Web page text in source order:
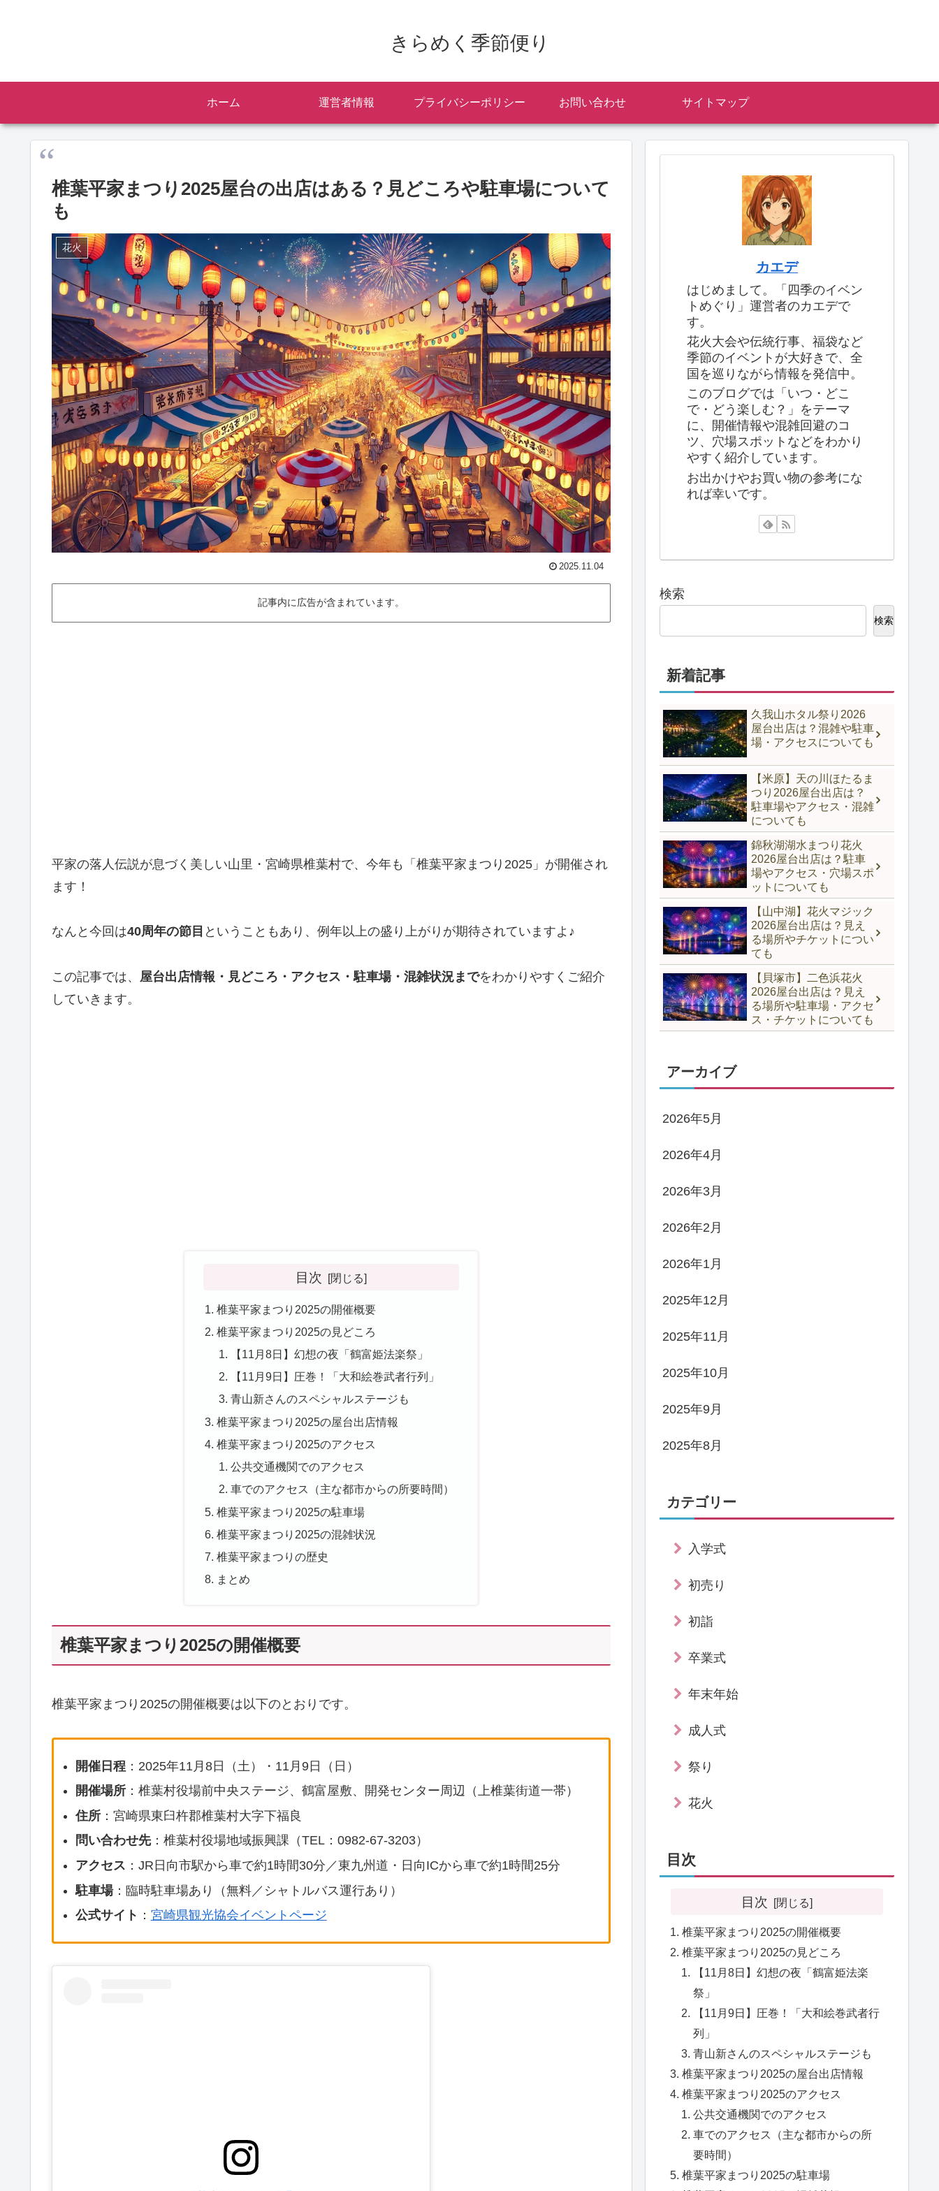
きらめく季節便り
ホーム 運営者情報 プライバシーポリシー お問い合わせ サイトマップ
椎葉平家まつり2025屋台の出店はある？見どころや駐車場について
も
花火
2025.11.04
記事内に広告が含まれています。
平家の落人伝説が息づく美しい山里・宮崎県椎葉村で、今年も「椎葉平家まつり2025」が開催され
ます！
なんと今回は40周年の節目 ということもあり、例年以上の盛り上がりが期待されていますよ♪
この記事では、 屋台出店情報・見どころ・アクセス・駐車場・混雑状況までをわかりやすくご紹介
していきます。
目次
椎葉平家まつり2025の開催概要
椎葉平家まつり2025の見どころ
【11月8日】幻想の夜「鶴富姫法楽祭」
【11月9日】圧巻！「大和絵巻武者行列」
青山新さんのスペシャルステージも
椎葉平家まつり2025の屋台出店情報
椎葉平家まつり2025のアクセス
公共交通機関でのアクセス
車でのアクセス（主な都市からの所要時間）
椎葉平家まつり2025の駐車場
椎葉平家まつり2025の混雑状況
椎葉平家まつりの歴史
まとめ
椎葉平家まつり2025の開催概要
椎葉平家まつり2025の開催概要は以下のとおりです。
開催日程：2025年11月8日（土）・11月9日（日）
開催場所：椎葉村役場前中央ステージ、鶴富屋敷、開発センター周辺（上椎葉街道一帯）
住所：宮崎県東臼杵郡椎葉村大字下福良
問い合わせ先：椎葉村役場地域振興課（TEL：0982-67-3203）
アクセス ：JR日向市駅から車で約1時間30分／東九州道・日向ICから車で約1時間25分
駐車場：臨時駐車場あり（無料／シャトルバス運行あり）
公式サイト ： 宮崎県観光協会イベントページ
カエデ
はじめまして。「四季のイベン
トめぐり」運営者のカエデで
す。
花火大会や伝統行事、福袋など
季節のイベントが大好きで、全
国を巡りながら情報を発信中。
このブログでは「いつ・どこ
で・どう楽しむ？」をテーマ
に、開催情報や混雑回避のコ
ツ、穴場スポットなどをわかり
やすく紹介しています。
お出かけやお買い物の参考にな
れば幸いです。
検索
検索
新着記事
久我山ホタル祭り2026
屋台出店は？混雑や駐車
場・アクセスについても
【米原】天の川ほたるま
つり2026屋台出店は？
駐車場やアクセス・混雑
についても
錦秋湖湖水まつり花火
2026屋台出店は？駐車
場やアクセス・穴場スポ
ットについても
【山中湖】花火マジック
2026屋台出店は？見え
る場所やチケットについ
ても
【貝塚市】二色浜花火
2026屋台出店は？見え
る場所や駐車場・アクセ
ス・チケットについても
アーカイブ
2026年5月
2026年4月
2026年3月
2026年2月
2026年1月
2025年12月
2025年11月
2025年10月
2025年9月
2025年8月
カテゴリー
入学式
初売り
初詣
卒業式
年末年始
成人式
祭り
花火
目次
目次
椎葉平家まつり2025の開催概要
椎葉平家まつり2025の見どころ
【11月8日】幻想の夜「鶴富姫法楽
祭」
【11月9日】圧巻！「大和絵巻武者行
列」
青山新さんのスペシャルステージも
椎葉平家まつり2025の屋台出店情報
椎葉平家まつり2025のアクセス
公共交通機関でのアクセス
車でのアクセス（主な都市からの所
要時間）
椎葉平家まつり2025の駐車場